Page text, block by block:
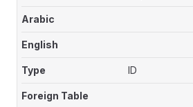
ID